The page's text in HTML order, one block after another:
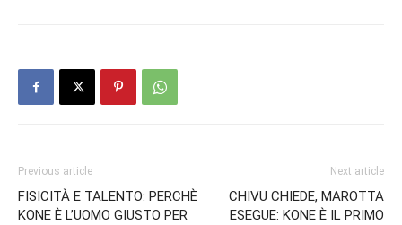
Previous article
FISICITÀ E TALENTO: PERCHÈ
KONE È L’UOMO GIUSTO PER
Next article
CHIVU CHIEDE, MAROTTA
ESEGUE: KONE È IL PRIMO